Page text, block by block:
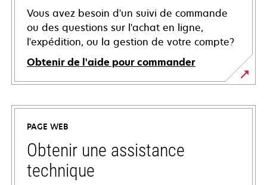
Vous avez besoin d'un suivi de commande
ou des questions sur l'achat en ligne,
l'expédition, ou la gestion de votre compte?
Obtenir de l'aide pour commander
PAGE WEB
Obtenir une assistance
technique